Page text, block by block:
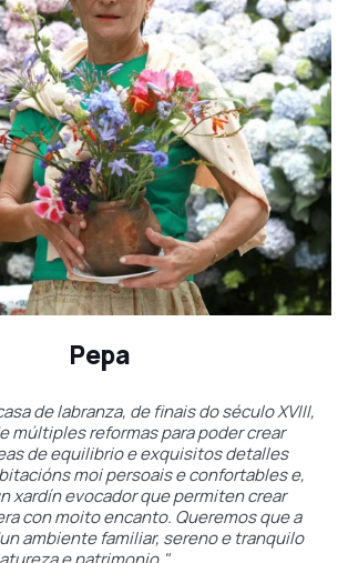
Pepa
de labranza, de finais do século XVIII,
múltiples reformas para poder crear
de equilibrio e exquisitos detalles
moi persoais e confortables e,
xardín evocador que permiten crear
con moito encanto. Queremos que a
ambiente familiar, sereno e tranquilo